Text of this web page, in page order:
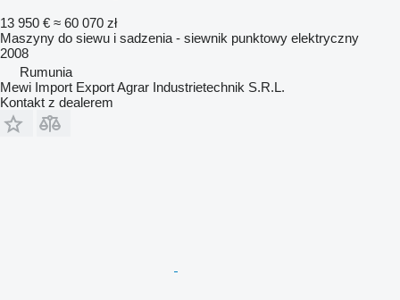
13 950 € ≈ 60 070 zł
Maszyny do siewu i sadzenia - siewnik punktowy elektryczny
2008
Rumunia
Mewi Import Export Agrar Industrietechnik S.R.L.
Kontakt z dealerem